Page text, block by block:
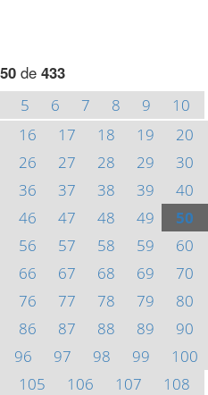
50 de 433
5 6 7 8 9
10
16 17 18 19
20
26 27 28 29
30
36 37 38 39
40
46 47 48 49
50
56 57 58 59
60
66 67 68 69
70
76 77 78 79
80
86 87 88 89
90
96 97 98 99
100
105 106 107
108